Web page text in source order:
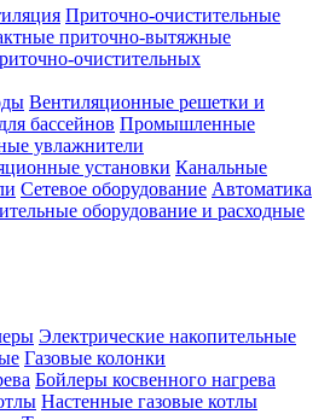
Приточно-очистительные
приточно-вытяжные
очистительных
Вентиляционные решетки и
бассейнов Промышленные
увлажнители
установки Канальные
Сетевое оборудование Автоматика
оборудование и расходные
Электрические накопительные
Газовые колонки
Бойлеры косвенного нагрева
Настенные газовые котлы